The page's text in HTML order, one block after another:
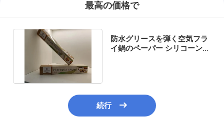
最高の価格で
防水グリースを弾く空気フラ
イ鍋のペーパー シリコーンは
続行